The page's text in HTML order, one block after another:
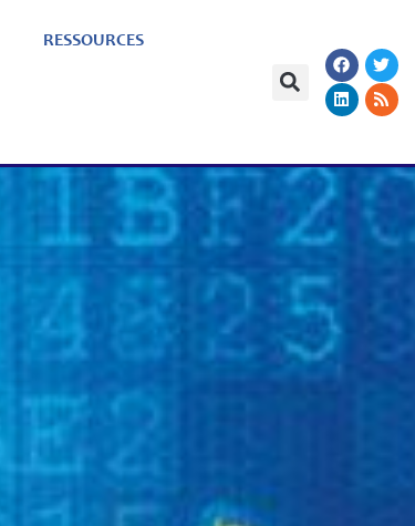
RESSOURCES